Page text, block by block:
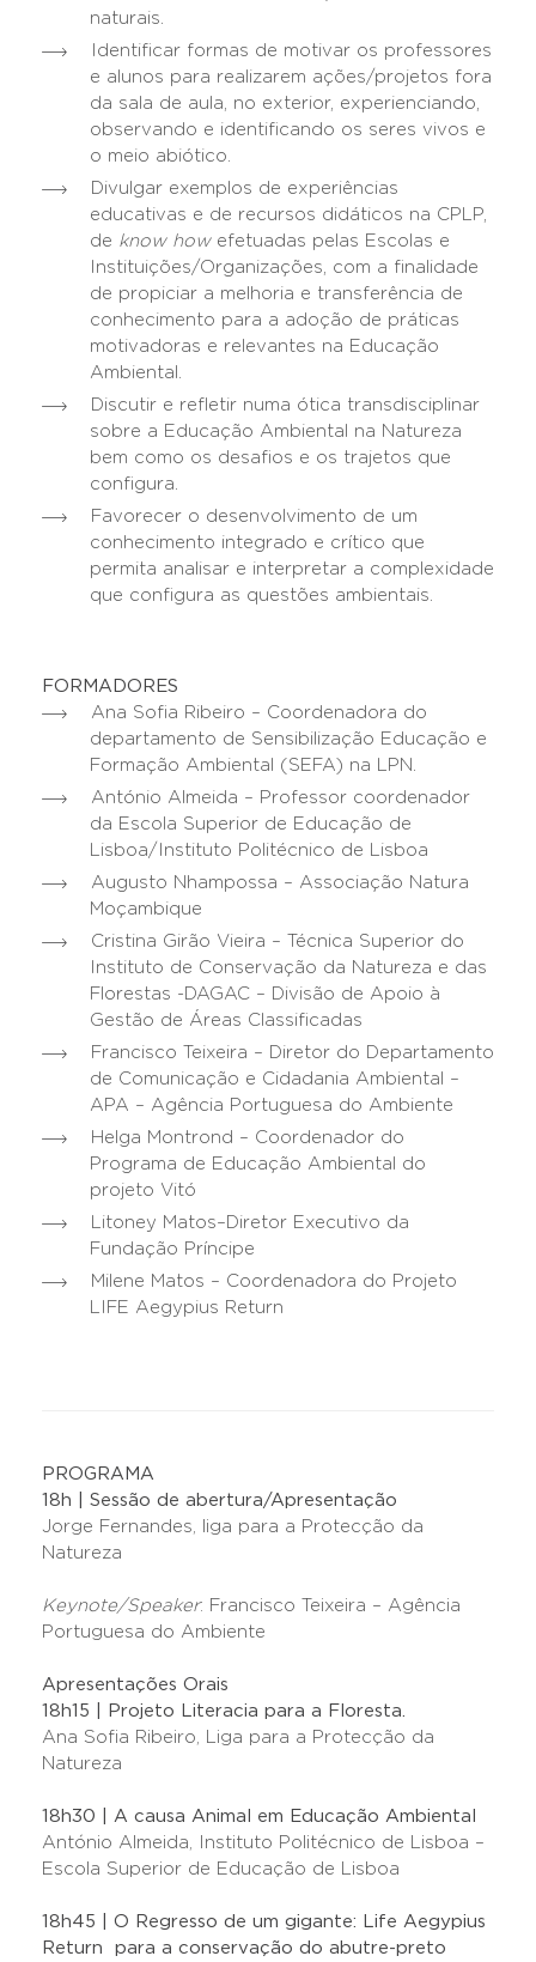
naturais.
Identificar formas de motivar os professores
e alunos para realizarem ações/projetos fora
da sala de aula, no exterior, experienciando,
observando e identificando os seres vivos e
o meio abiótico.
Divulgar exemplos de experiências
educativas e de recursos didáticos na CPLP,
de know how efetuadas pelas Escolas e
Instituições/Organizações, com a finalidade
de propiciar a melhoria e transferência de
conhecimento para a adoção de práticas
motivadoras e relevantes na Educação
Ambiental.
Discutir e refletir numa ótica transdisciplinar
sobre a Educação Ambiental na Natureza
bem como os desafios e os trajetos que
configura.
Favorecer o desenvolvimento de um
conhecimento integrado e crítico que
permita analisar e interpretar a complexidade
que configura as questões ambientais.
FORMADORES
Ana Sofia Ribeiro – Coordenadora do
departamento de Sensibilização Educação e
Formação Ambiental (SEFA) na LPN.
António Almeida – Professor coordenador
da Escola Superior de Educação de
Lisboa/Instituto Politécnico de Lisboa
Augusto Nhampossa – Associação Natura
Moçambique
Cristina Girão Vieira – Técnica Superior do
Instituto de Conservação da Natureza e das
Florestas -DAGAC – Divisão de Apoio à
Gestão de Áreas Classificadas
Francisco Teixeira – Diretor do Departamento
de Comunicação e Cidadania Ambiental –
APA – Agência Portuguesa do Ambiente
Helga Montrond – Coordenador do
Programa de Educação Ambiental do
projeto Vitó
Litoney Matos–Diretor Executivo da
Fundação Príncipe
Milene Matos – Coordenadora do Projeto
LIFE Aegypius Return
PROGRAMA
18h | Sessão de abertura/Apresentação
Jorge Fernandes, liga para a Protecção da
Natureza
Keynote/Speaker: Francisco Teixeira – Agência
Portuguesa do Ambiente
Apresentações Orais
18h15 | Projeto Literacia para a Floresta.
Ana Sofia Ribeiro, Liga para a Protecção da
Natureza
18h30 | A causa Animal em Educação Ambiental
António Almeida, Instituto Politécnico de Lisboa –
Escola Superior de Educação de Lisboa
18h45 | O Regresso de um gigante: Life Aegypius
Return para a conservação do abutre-preto